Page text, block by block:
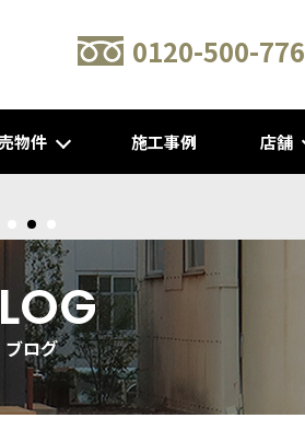
0120-500-776
物件 施工事例 店舗
ブログ